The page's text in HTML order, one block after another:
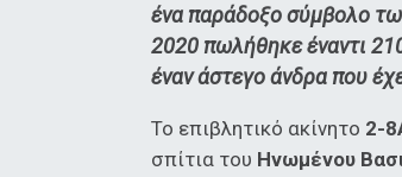
ένα παράδοξο σύμβολο
2020 πωλήθηκε έναντι
έναν άστεγο άνδρα που
Το επιβλητικό ακίνητο 2-
σπίτια του Ηνωμένου